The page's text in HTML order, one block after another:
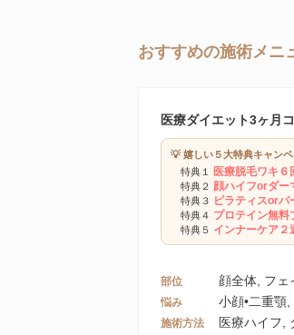
おすすめの施術メニ
医療ダイエット3ヶ月
💡 嬉しい５大特典キャン
特典１
医療脱毛ワキ６
特典２ 顔ハイフorダー
特典３ ピラティスorパ
特典４ プロテイン無料
特典５ インナーケア２
部位 顔全体, フェ
悩み 小顔•二重顎
施術方法
医療ハイフ,